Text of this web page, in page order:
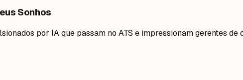
Sonhos
por IA que passam no ATS e impressionam gerentes de